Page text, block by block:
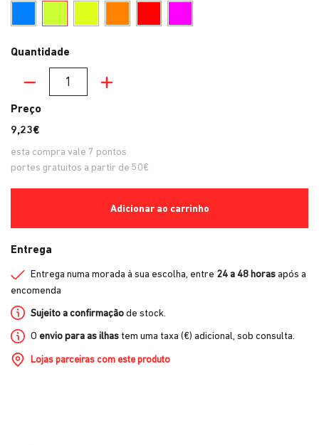
Quantidade
Preço
9,23€
esta compra vale 7 pontos
portes gratuitos a partir de 50€
Adicionar ao carrinho
Entrega
Entrega numa morada à sua escolha, entre 24 a 48 horasapós a
encomenda
Sujeito a confirmaçãode stock.
O envio para as ilhas tem uma taxa (€) adicional, sob consulta.
Lojas parceiras com este produto